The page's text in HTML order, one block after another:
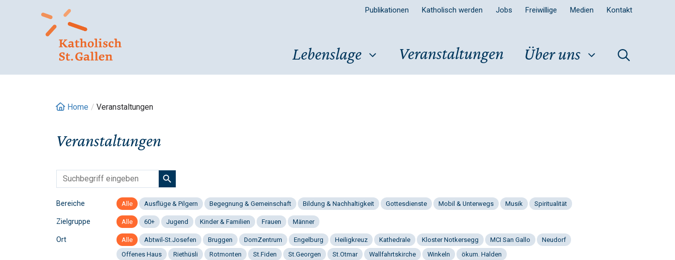
Publikationen Katholisch werden Jobs Freiwillige Medien Kontakt
Lebenslage Veranstaltungen Über uns
Home / Veranstaltungen
Veranstaltungen
Bereiche Alle Ausflüge & Pilgern Begegnung & Gemeinschaft Bildung & Nachhaltigkeit Gottesdienste Mobil & Unterwegs Musik Spiritualität
Zielgruppe Alle 60+ Jugend Kinder & Familien Frauen Männer
Ort Alle Abtwil-St.Josefen Bruggen DomZentrum Engelburg Heiligkreuz Kathedrale Kloster Notkersegg MCI San Gallo
Neudorf
Offenes Haus
Riethüsli Rotmonten St.Fiden St.Georgen St.Otmar Wallfahrtskirche Winkeln ökum. Halden